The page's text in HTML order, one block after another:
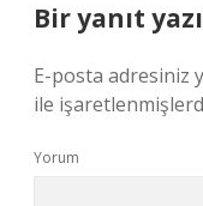
Bir yanıt
E-posta adresiniz
ile
Yorum